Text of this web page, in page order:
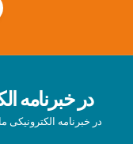
در خبرنامه
در خبرنامه